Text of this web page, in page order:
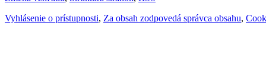
Vyhlásenie o prístupnosti, Za obsah zodpovedá správca obsahu,